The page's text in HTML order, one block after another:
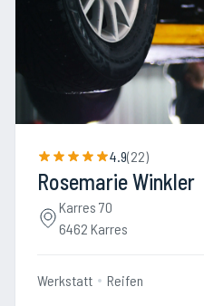
4.9(22)
Rosemarie Winkler
Karres 70
6462 Karres
Werkstatt Reifen